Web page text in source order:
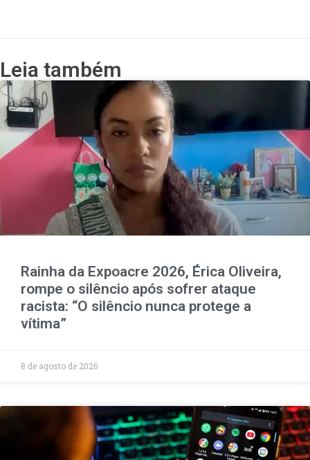
Leia também
Rainha da Expoacre 2026, Érica Oliveira,
rompe o silêncio após sofrer ataque
racista: “O silêncio nunca protege a
vítima”
8 de agosto de 2026